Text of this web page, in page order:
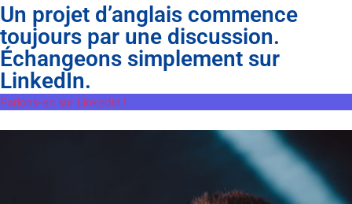
Un projet d’anglais commence
toujours par une discussion.
Échangeons simplement sur
LinkedIn.
Parlons-en sur Linkedin !